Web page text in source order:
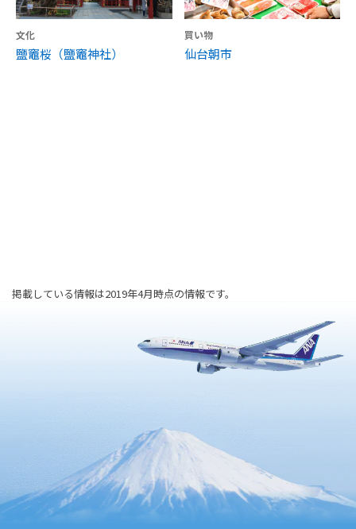
文化
鹽竈桜（鹽竈神社）
買い物
仙台朝市
掲載している情報は2019年4月時点の情報です。